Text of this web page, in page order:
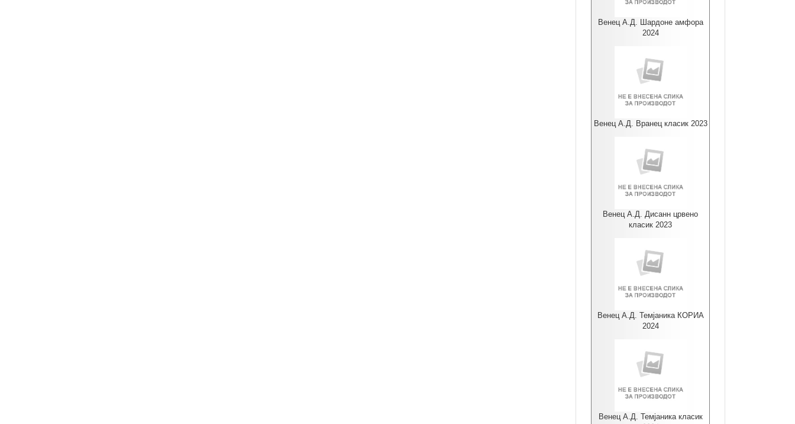
Венец А.Д. Шардоне амфора
2024
Венец А.Д. Вранец класик 2023
Венец А.Д. Дисанн црвено
класик 2023
Венец А.Д. Темјаника КОРИА
2024
Венец А.Д. Темјаника класик